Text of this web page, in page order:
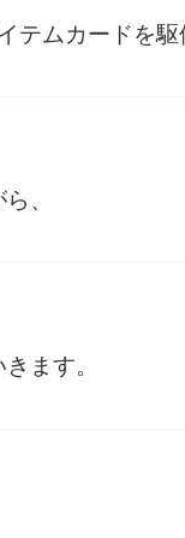
テムカードを駆
、
ます。